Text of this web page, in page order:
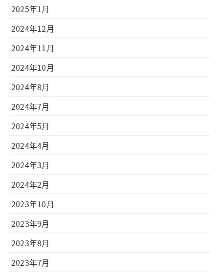
2025年1月
2024年12月
2024年11月
2024年10月
2024年8月
2024年7月
2024年5月
2024年4月
2024年3月
2024年2月
2023年10月
2023年9月
2023年8月
2023年7月